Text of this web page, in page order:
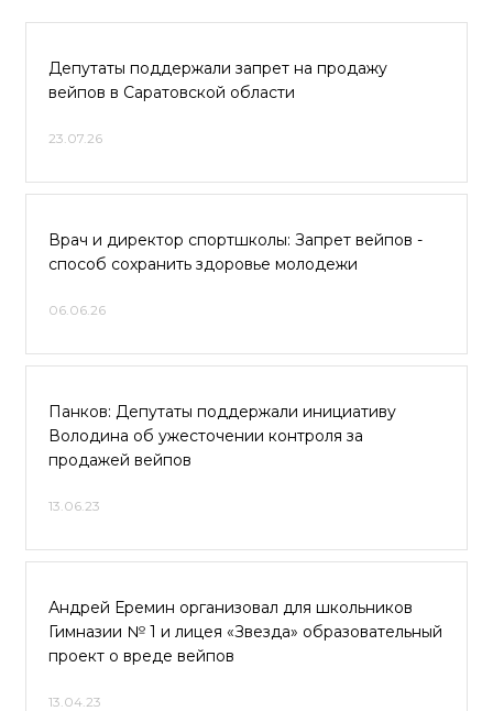
Депутаты поддержали запрет на продажу
вейпов в Саратовской области
23.07.26
Врач и директор спортшколы: Запрет вейпов -
способ сохранить здоровье молодежи
06.06.26
Панков: Депутаты поддержали инициативу
Володина об ужесточении контроля за
продажей вейпов
13.06.23
Андрей Еремин организовал для школьников
Гимназии № 1 и лицея «Звезда» образовательный
проект о вреде вейпов
13.04.23